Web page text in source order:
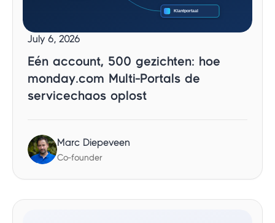
July 6, 2026
Eén account, 500 gezichten: hoe
monday.com Multi-Portals de
servicechaos oplost
Marc Diepeveen
Co-founder